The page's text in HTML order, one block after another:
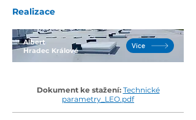
Realizace
Albert
Hradec Králové
Více
Dokument ke stažení: Technické
parametry_LEO.pdf